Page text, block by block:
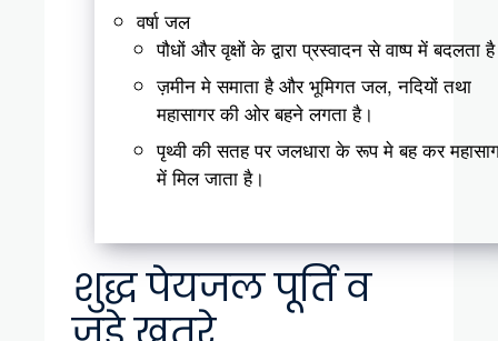
वर्षा जल
पौधों और वृक्षों के द्वारा प्रस्वादन से वाष्प में बदलता
ज़मीन मे समाता है और भूमिगत जल, नदियों तथा
महासागर की ओर बहने लगता है।
पृथ्वी की सतह पर जलधारा के रूप मे बह कर
में मिल जाता है।
शुद्ध पेयजल पूर्ति व